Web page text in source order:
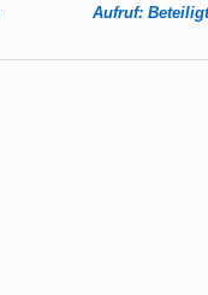
Aufruf: